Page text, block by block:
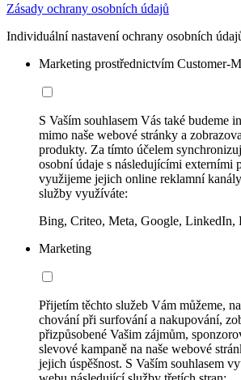
Zásady ochrany osobních údajů
Individuální nastavení ochrany osobních
Marketing prostřednictvím Customer-
S Vaším souhlasem Vás také budeme
mimo naše webové stránky a
produkty. Za tímto účelem
osobní údaje s následujícími externími
využijeme jejich online reklamní
služby využíváte:
Bing, Criteo, Meta, Google, LinkedIn,
Marketing
Přijetím těchto služeb Vám můžeme,
chování při surfování a nakupování,
přizpůsobené Vašim zájmům,
slevové kampaně na naše webové
jejich úspěšnost. S Vaším souhlasem